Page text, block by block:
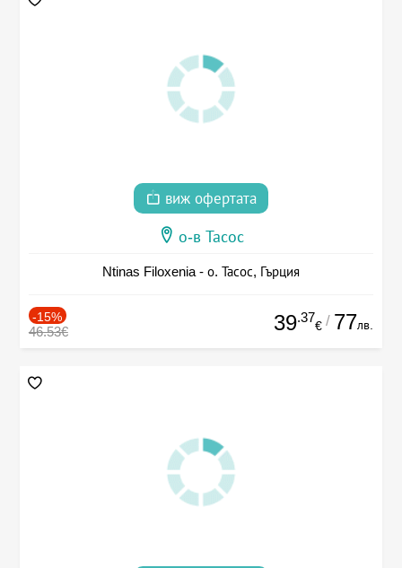
виж офертата
о-в Тасос
Ntinas Filoxenia - о. Тасос, Гърция
-15%
46.53€ 39.37
€ / 77лв.